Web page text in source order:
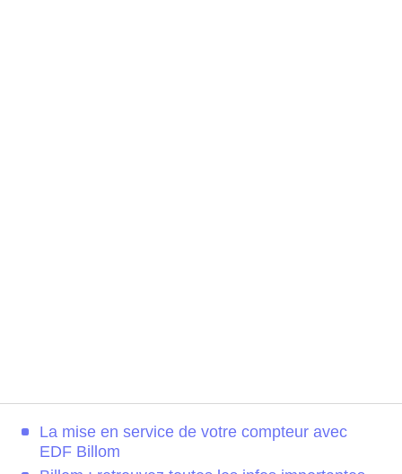
La mise en service de votre compteur avec
EDF Billom